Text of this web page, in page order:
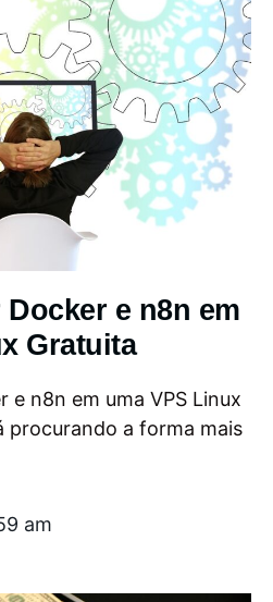
e n8n em
Gratuita
e n8n em uma VPS Linux
procurando a forma mais
am